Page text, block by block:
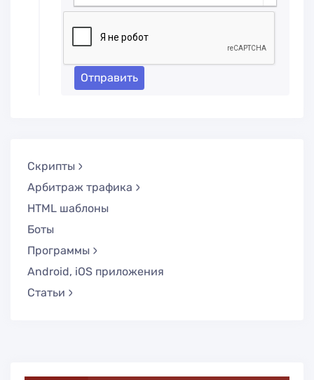
Отправить
Скрипты
Арбитраж трафика
HTML шаблоны
Боты
Программы
Android, iOS приложения
Статьи